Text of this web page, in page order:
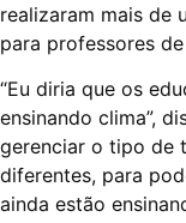
realizaram mais de
para professores
“Eu diria que os
ensinando clima”,
gerenciar o tipo de
diferentes, para
ainda estão